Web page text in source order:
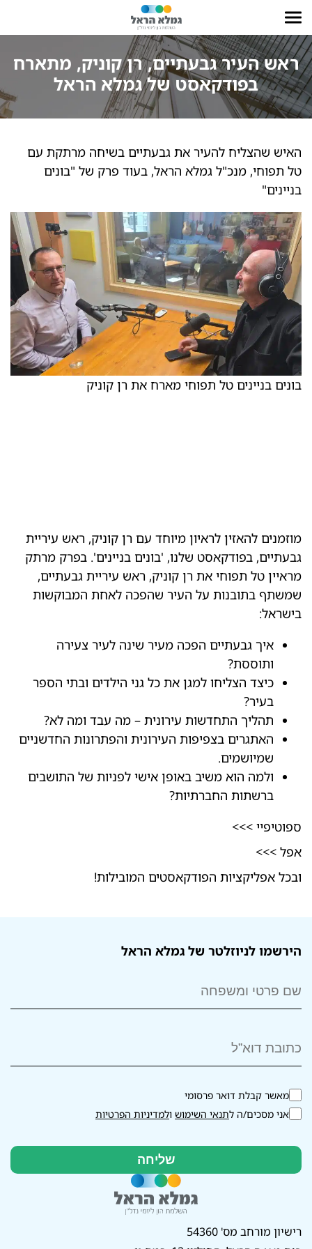
ראש העיר גבעתיים, רן קוניק, מתארח
בפודקאסט של גמלא הראל
האיש שהצליח להעיר את גבעתיים בשיחה מרתקת עם
טל תפוחי, מנכ"ל גמלא הראל, בעוד פרק של "בונים
בניינים"
בונים בניינים טל תפוחי מארח את רן קוניק
מוזמנים להאזין לראיון מיוחד עם רן קוניק, ראש עיריית
גבעתיים, בפודקאסט שלנו, 'בונים בניינים'. בפרק מרתק
מראיין טל תפוחי את רן קוניק, ראש עיריית גבעתיים,
שמשתף בתובנות על העיר שהפכה לאחת המבוקשות
בישראל:
איך גבעתיים הפכה מעיר שינה לעיר צעירה
ותוססת?
כיצד הצליחו למגן את כל גני הילדים ובתי הספר
בעיר?
תהליך התחדשות עירונית – מה עבד ומה לא?
האתגרים בצפיפות העירונית והפתרונות החדשניים
שמיושמים.
ולמה הוא משיב באופן אישי לפניות של התושבים
ברשתות החברתיות?
ספוטיפיי >>>
אפל >>>
ובכל אפליקציות הפודקאסטים המובילות!
רישיון מורחב מס' 54360
הירשמו לניוזלטר של גמלא הראל
מאשר קבלת דואר פרסומי
אני מסכים/ה לתנאי השימוש ולמדיניות הפרטיות